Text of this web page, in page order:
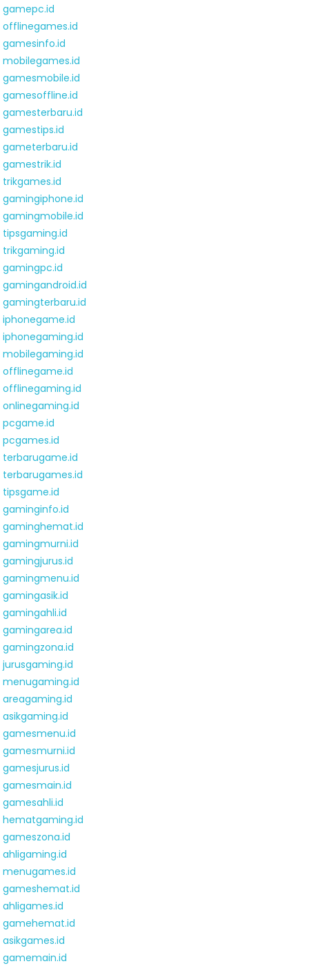
gamepc.id
offlinegames.id
gamesinfo.id
mobilegames.id
gamesmobile.id
gamesoffline.id
gamesterbaru.id
gamestips.id
gameterbaru.id
gamestrik.id
trikgames.id
gamingiphone.id
gamingmobile.id
tipsgaming.id
trikgaming.id
gamingpc.id
gamingandroid.id
gamingterbaru.id
iphonegame.id
iphonegaming.id
mobilegaming.id
offlinegame.id
offlinegaming.id
onlinegaming.id
pcgame.id
pcgames.id
terbarugame.id
terbarugames.id
tipsgame.id
gaminginfo.id
gaminghemat.id
gamingmurni.id
gamingjurus.id
gamingmenu.id
gamingasik.id
gamingahli.id
gamingarea.id
gamingzona.id
jurusgaming.id
menugaming.id
areagaming.id
asikgaming.id
gamesmenu.id
gamesmurni.id
gamesjurus.id
gamesmain.id
gamesahli.id
hematgaming.id
gameszona.id
ahligaming.id
menugames.id
gameshemat.id
ahligames.id
gamehemat.id
asikgames.id
gamemain.id